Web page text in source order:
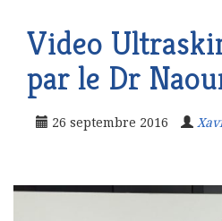
Video
par le Dr
26 septembre 2016